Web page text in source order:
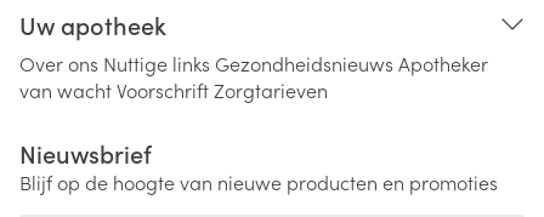
Uw apotheek
Over ons Nuttige links Gezondheidsnieuws Apotheker
van wachtVoorschriftZorgtarieven
Nieuwsbrief
Blijf op de hoogte van nieuwe producten en promoties